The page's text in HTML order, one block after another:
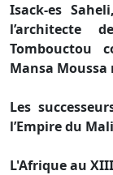
Isack-es
l’architecte
Tombouctou
Mansa Moussa
Les
l’Empire du Mali
L'Afrique au